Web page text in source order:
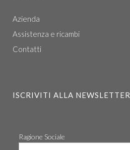
Azienda
Assistenza e ricambi
Contatti
ISCRIVITI ALLA NEWSLETTER
Ragione Sociale